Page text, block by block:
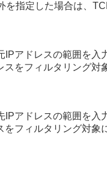
を指定した場合は、
IPアドレスの範囲を入
スをフィルタリング対
IPアドレスの範囲を入
をフィルタリング対象